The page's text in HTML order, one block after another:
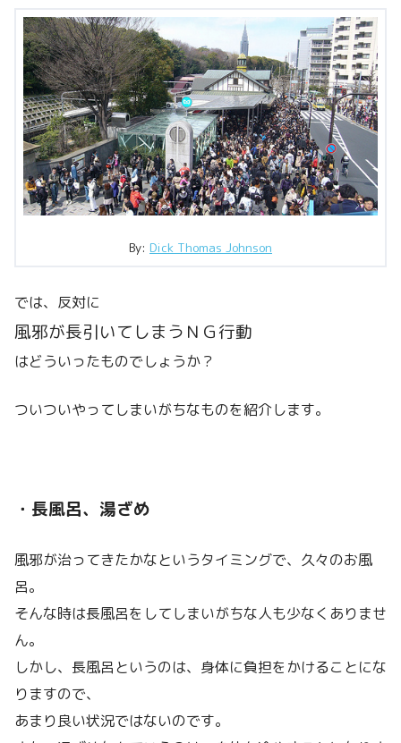
By: Dick Thomas Johnson
では、反対に
風邪が長引いてしまうＮＧ行動
はどういったものでしょうか？
ついついやってしまいがちなものを紹介します。
・長風呂、湯ざめ
風邪が治ってきたかなというタイミングで、久々のお風
呂。
そんな時は長風呂をしてしまいがちな人も少なくありませ
ん。
しかし、長風呂というのは、身体に負担をかけることにな
りますので、
あまり良い状況ではないのです。